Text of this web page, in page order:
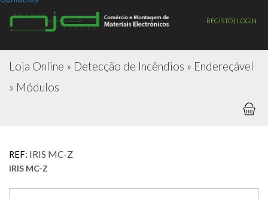
REGISTO | LOGIN
Loja Online » Detecção de Incêndios » Endereçável
» Módulos
REF: IRIS MC-Z
IRIS MC-Z